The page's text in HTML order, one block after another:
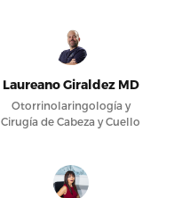
Laureano Giraldez MD
Otorrinolaringología y
Cirugía de Cabeza y Cuello